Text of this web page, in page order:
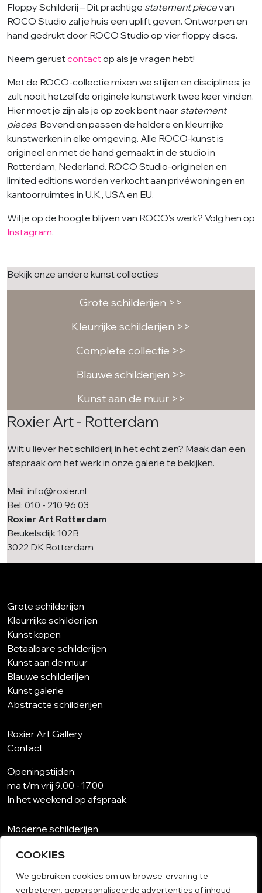
COOKIES
We gebruiken cookies om uw browse-ervaring te
verbeteren, gepersonaliseerde advertenties of inhoud
Floppy Schilderij – Dit prachtige statement piecevan
ROCO Studio zal je huis een uplift geven. Ontworpen en
hand gedrukt door ROCO Studio op vier floppy discs.
Neem gerustcontactop als je vragen hebt!
Met de ROCO-collectie mixen we stijlen en disciplines; je
zult nooit hetzelfde originele kunstwerk twee keer vinden.
Hier moet je zijn als je op zoek bent naar statement
pieces. Bovendien passen de heldere en kleurrijke
kunstwerken in elke omgeving. Alle ROCO-kunst is
origineel en met de hand gemaakt in de studio in
Rotterdam, Nederland. ROCO Studio-originelen en
limited editions worden verkocht aan privéwoningen en
kantoorruimtes in U.K., USA en EU.
Wil je op de hoogte blijven van ROCO’s werk? Volg hen op
Instagram.
Bekijk onze andere kunst collecties
Grote schilderijen >>
Kleurrijke schilderijen >>
Complete collectie >>
Blauwe schilderijen >>
Kunst aan de muur >>
Roxier Art - Rotterdam
Wilt u liever het schilderij in het echt zien? Maak dan een
afspraak om het werk in onze galerie te bekijken.
Mail: info@roxier.nl
Bel: 010 - 210 96 03
Roxier Art Rotterdam
Beukelsdijk 102B
3022 DK Rotterdam
Grote schilderijen
Kleurrijke schilderijen
Kunst kopen
Betaalbare schilderijen
Kunst aan de muur
Blauwe schilderijen
Kunst galerie
Abstracte schilderijen
Roxier Art Gallery
Contact
Openingstijden:
ma t/m vrij 9.00 - 17.00
In het weekend op afspraak.
Moderne schilderijen
Kunst op maat
Schilderijen woonkamer
Unieke schilderijen